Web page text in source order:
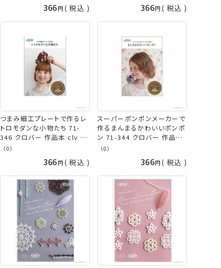
366 税込 366 税込
つまみ細工プレートで作るレ
トロモダンな小物たち 71-
346 クロバー 作品本 clv ネ
コポス可 手芸の山久
（0）
366 税込
スーパーポンポンメーカーで
作るまんまるかわいいポンポ
ン 71-344 クロバー 作品本
（0）
366 税込